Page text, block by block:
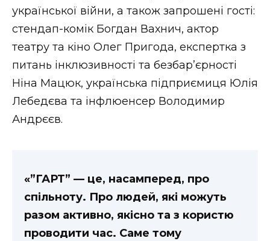
НОВИНИ ЗАХІДНОЇ УКРАЇНИ
ФОТО
ВІДЕО
української війни, а також запрошені гості:
стендап-комік Богдан Вахнич, актор
театру та кіно Олег Пригода, експертка з
питань інклюзивності та безбар’єрності
Ніна Мацюк, українська підприємиця Юлія
Лебедєва та інфлюенсер Володимир
Андрєєв.
«”ГАРТ” — це, насамперед, про
спільноту. Про людей, які можуть
разом активно, якісно та з користю
проводити час. Саме тому